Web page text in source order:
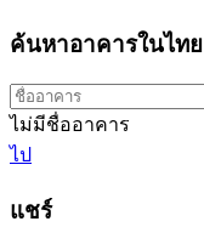
ค้นหาอาคารในไทย
ไม่มีชื่ออาคาร
ไป
แชร์